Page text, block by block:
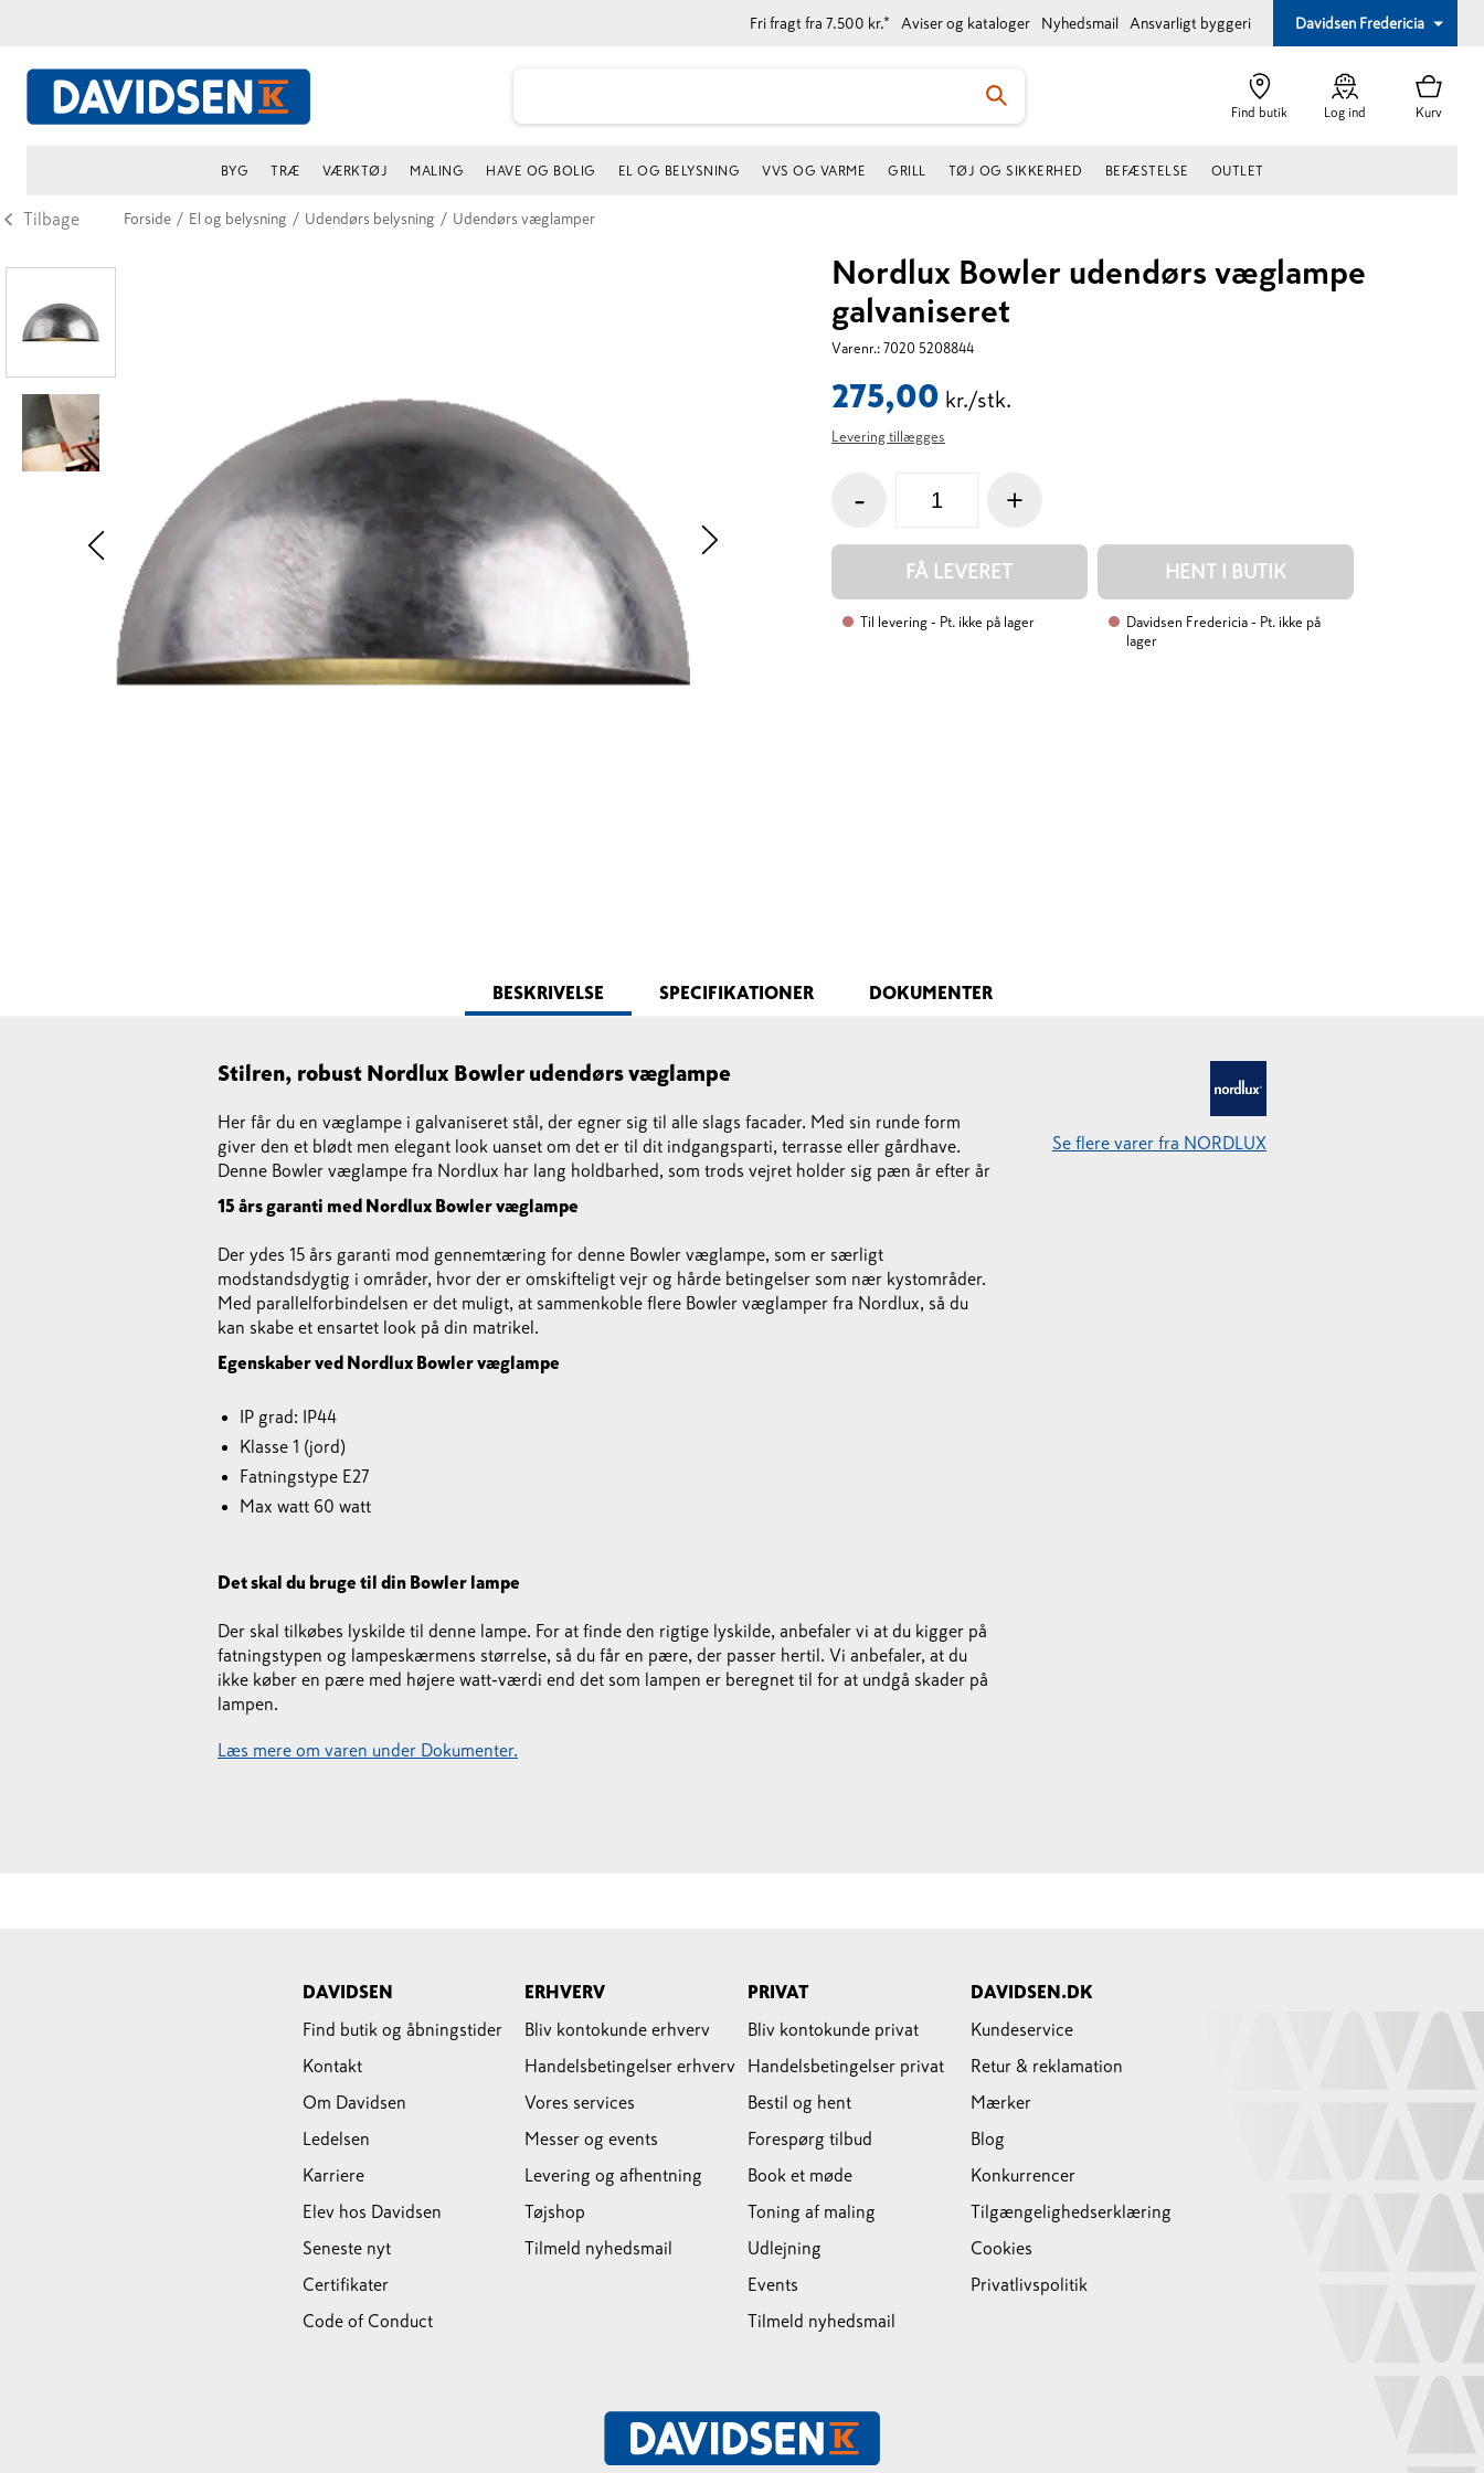
Fri fragt fra 7.500 kr.* Aviser og kataloger Nyhedsmail Ansvarligt byggeri Davidsen Fredericia
Find butik Log ind Kurv
BYG TRÆ VÆRKTØJ MALING HAVE OG BOLIG EL OG BELYSNING VVS OG VARME GRILL TØJ OG SIKKERHED BEFÆSTELSE OUTLET
Tilbage Forside / El og belysning / Udendørs belysning / Udendørs væglamper
Nordlux Bowler udendørs væglampe
galvaniseret
Varenr.: 7020 5208844
275,00 kr./stk.
Levering tillægges
- +
FÅ LEVERET HENT I BUTIK
Til levering - Pt. ikke på lager Davidsen Fredericia - Pt. ikke på
lager
BESKRIVELSE SPECIFIKATIONER DOKUMENTER
Stilren, robust Nordlux Bowler udendørs væglampe
Her får du en væglampe i galvaniseret stål, der egner sig til alle slags facader. Med sin runde form
giver den et blødt men elegant look uanset om det er til dit indgangsparti, terrasse eller gårdhave.
Denne Bowler væglampe fra Nordlux har lang holdbarhed, som trods vejret holder sig pæn år efter år
15 års garanti med Nordlux Bowler væglampe
Der ydes 15 års garanti mod gennemtæring for denne Bowler væglampe, som er særligt
modstandsdygtig i områder, hvor der er omskifteligt vejr og hårde betingelser som nær kystområder.
Med parallelforbindelsen er det muligt, at sammenkoble flere Bowler væglamper fra Nordlux, så du
kan skabe et ensartet look på din matrikel.
Egenskaber ved Nordlux Bowler væglampe
IP grad: IP44
Klasse 1 (jord)
Fatningstype E27
Max watt 60 watt
Det skal du bruge til din Bowler lampe
Der skal tilkøbes lyskilde til denne lampe. For at finde den rigtige lyskilde, anbefaler vi at du kigger på
fatningstypen og lampeskærmens størrelse, så du får en pære, der passer hertil. Vi anbefaler, at du
ikke køber en pære med højere watt-værdi end det som lampen er beregnet til for at undgå skader på
lampen.
Læs mere om varen under Dokumenter.
Se flere varer fra NORDLUX
DAVIDSEN
Find butik og åbningstider
Kontakt
Om Davidsen
Ledelsen
Karriere
Elev hos Davidsen
Seneste nyt
Certifikater
Code of Conduct
ERHVERV
Bliv kontokunde erhverv
Handelsbetingelser erhverv
Vores services
Messer og events
Levering og afhentning
Tøjshop
Tilmeld nyhedsmail
PRIVAT
Bliv kontokunde privat
Handelsbetingelser privat
Bestil og hent
Forespørg tilbud
Book et møde
Toning af maling
Udlejning
Events
Tilmeld nyhedsmail
DAVIDSEN.DK
Kundeservice
Retur & reklamation
Mærker
Blog
Konkurrencer
Tilgængelighedserklæring
Cookies
Privatlivspolitik